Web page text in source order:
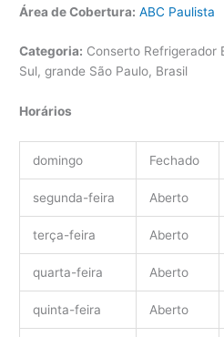
Área de Cobertura: ABC Paulista
Categoria: Conserto Refrigerador
Sul, grande São Paulo, Brasil
Horários
domingo Fechado
segunda-feira Aberto
terça-feira Aberto
quarta-feira Aberto
quinta-feira Aberto